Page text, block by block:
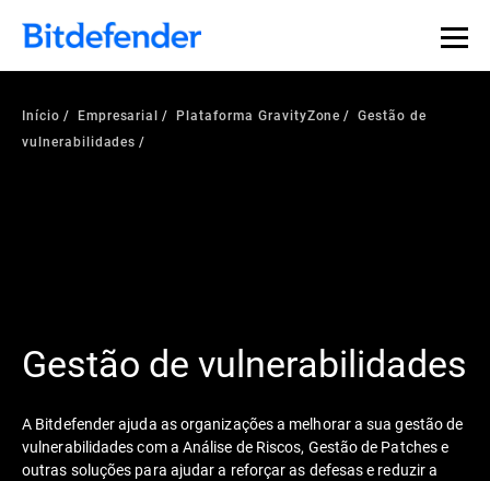
Início Empresarial Plataforma GravityZone
Gestão de
vulnerabilidades
Gestão de vulnerabilidades
A Bitdefender ajuda as organizações a melhorar a sua gestão de
vulnerabilidades com a Análise de Riscos, Gestão de Patches e
outras soluções para ajudar a reforçar as defesas e reduzir a